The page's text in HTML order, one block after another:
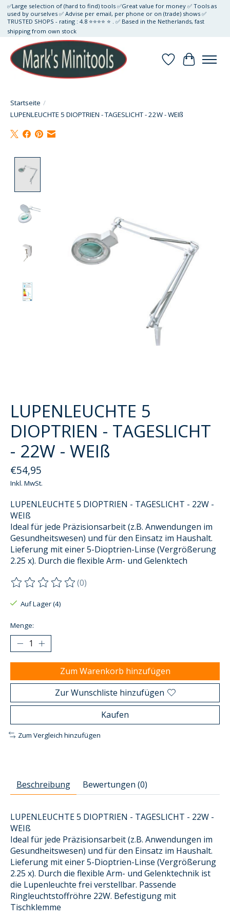
✅Large selection of (hard to find) tools ✅Great value for money ✅ Tools as
used by ourselves ✅ Advise per email, per phone or on (trade) shows ✅
TRUSTED SHOPS - rating : 4.8 ⭐⭐⭐⭐ ⭐ . ✅ Based in the Netherlands, fast
shipping from own stock
Wunschzettel
Ihr
Startseite /
LUPENLEUCHTE 5 DIOPTRIEN - TAGESLICHT - 22W - WEIß
LUPENLEUCHTE 5
DIOPTRIEN - TAGESLICHT
- 22W - WEIß
€54,95
Inkl. MwSt.
LUPENLEUCHTE 5 DIOPTRIEN - TAGESLICHT - 22W -
WEIß
Ideal für jede Präzisionsarbeit (z.B. Anwendungen im
Gesundheitswesen) und für den Einsatz im Haushalt.
Lieferung mit einer 5-Dioptrien-Linse (Vergrößerung
2.25 x). Durch die flexible Arm- und Gelenktech
Die Bewertung dieses Produkts ist
(0)
Auf Lager (4)
Menge:
Zum Warenkorb hinzufügen
Zur Wunschliste hinzufügen
Kaufen
Zum Vergleich hinzufügen
Beschreibung Bewertungen (0)
LUPENLEUCHTE 5 DIOPTRIEN - TAGESLICHT - 22W -
WEIß
Ideal für jede Präzisionsarbeit (z.B. Anwendungen im
Gesundheitswesen) und für den Einsatz im Haushalt.
Lieferung mit einer 5-Dioptrien-Linse (Vergrößerung
2.25 x). Durch die flexible Arm- und Gelenktechnik ist
die Lupenleuchte frei verstellbar. Passende
Ringleuchtstoffröhre 22W. Befestigung mit
Tischklemme